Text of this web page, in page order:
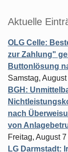
Aktuelle
OLG Celle:
zur Zahlung"
Buttonlösung
Samstag,
BGH:
nach
von
Freitag, August
LG Darmstadt: